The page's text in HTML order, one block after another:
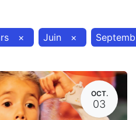
× Juin ×
OCT.
03